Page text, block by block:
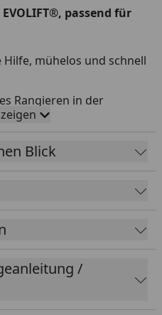
passend für
mühelos und schnell
Rangieren in der
Werkstatt
höhenverstellbar;
oder platzsparend
Blick
/